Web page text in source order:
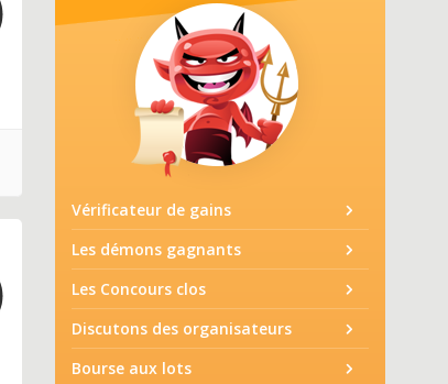
Vérificateur de gains
Les démons gagnants
Les Concours clos
Discutons des organisateurs
Bourse aux lots